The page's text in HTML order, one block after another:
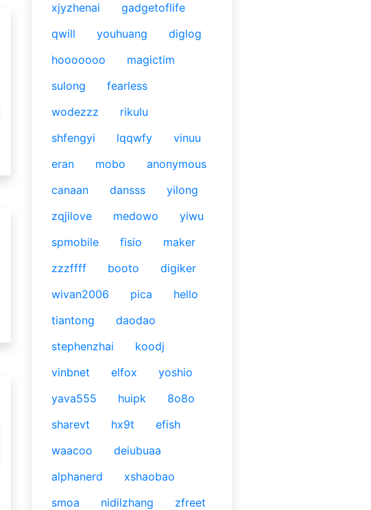
xjyzhenai
gadgetoflife
qwill
youhuang
diglog
hooooooo
magictim
sulong
fearless
wodezzz
rikulu
shfengyi
lqqwfy
vinuu
eran
mobo
anonymous
canaan
dansss
yilong
zqjilove
medowo
yiwu
spmobile
fisio
maker
zzzffff
booto
digiker
wivan2006
pica
hello
tiantong
daodao
stephenzhai
koodj
vinbnet
elfox
yoshio
yava555
huipk
8o8o
sharevt
hx9t
efish
waacoo
deiubuaa
alphanerd
xshaobao
smoa
nidilzhang
zfreet